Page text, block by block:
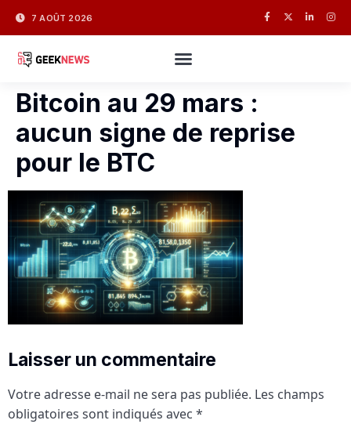
7 AOÛT 2026
Bitcoin au 29 mars :
aucun signe de reprise
pour le BTC
Laisser un commentaire
Votre adresse e-mail ne sera pas publiée. Les champs
obligatoires sont indiqués avec *